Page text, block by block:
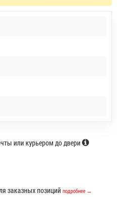
или курьером до двери
заказных позиций подробнее →